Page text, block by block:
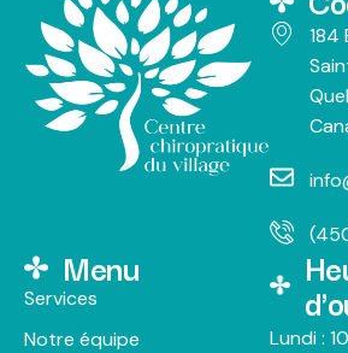
184
Menu
Services
Notre équipe
Lundi :